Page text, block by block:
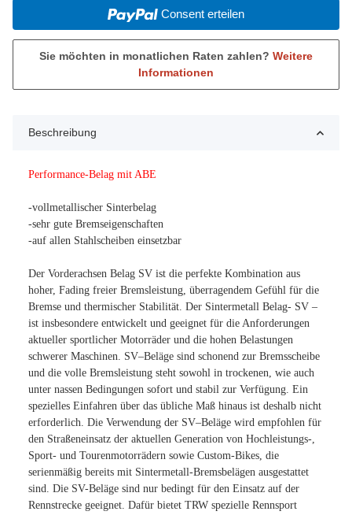
Consent erteilen
Sie möchten in monatlichen Raten zahlen? Weitere
Informationen
Beschreibung
Performance-Belag mit ABE
-vollmetallischer Sinterbelag
-sehr gute Bremseigenschaften
-auf allen Stahlscheiben einsetzbar
Der Vorderachsen Belag SV ist die perfekte Kombination aus
hoher, Fading freier Bremsleistung, überragendem Gefühl für die
Bremse und thermischer Stabilität. Der Sintermetall Belag- SV –
ist insbesondere entwickelt und geeignet für die Anforderungen
aktueller sportlicher Motorräder und die hohen Belastungen
schwerer Maschinen. SV–Beläge sind schonend zur Bremsscheibe
und die volle Bremsleistung steht sowohl in trockenen, wie auch
unter nassen Bedingungen sofort und stabil zur Verfügung. Ein
spezielles Einfahren über das übliche Maß hinaus ist deshalb nicht
erforderlich. Die Verwendung der SV–Beläge wird empfohlen für
den Straßeneinsatz der aktuellen Generation von Hochleistungs-,
Sport- und Tourenmotorrädern sowie Custom-Bikes, die
serienmäßig bereits mit Sintermetall-Bremsbelägen ausgestattet
sind. Die SV-Beläge sind nur bedingt für den Einsatz auf der
Rennstrecke geeignet. Dafür bietet TRW spezielle Rennsport